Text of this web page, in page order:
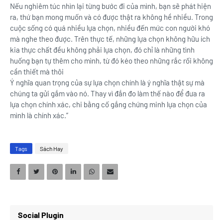
Nếu nghiêm túc nhìn lại từng bước đi của mình, bạn sẽ phát hiện
ra, thứ bạn mong muốn và có được thật ra không hề nhiều. Trong
cuộc sống có quá nhiều lựa chọn, nhiều đến mức con người khó
mà nghe theo được. Trên thực tế, những lựa chọn không hữu ích
kia thực chất đều không phải lựa chọn, đó chỉ là những tình
huống bạn tự thêm cho mình, từ đó kéo theo những rắc rối không
cần thiết mà thôi
Ý nghĩa quan trọng của sự lựa chọn chính là ý nghĩa thật sự mà
chúng ta gửi gắm vào nó. Thay vì đắn đo làm thế nào để đưa ra
lựa chọn chính xác, chi bằng cố gắng chứng minh lựa chọn của
mình là chính xác.”
Tags Sách Hay
Social Plugin